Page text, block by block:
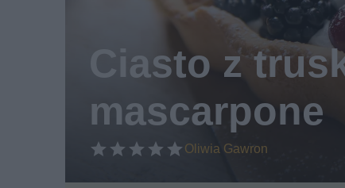
Ciasto z
mascarpone
Oliwia Gawron